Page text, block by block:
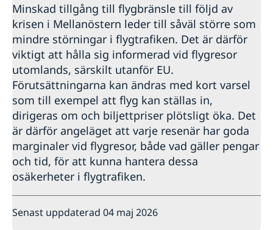
Förlust av pass
Gifta sig utomlands
Legaliseringar/apostille
Aktuella händelser
Allmänna säkerhetsläget
Naturförhållanden och katastrofer
Terrorism
Hälso- och sjukvård
Lokala lagar och sedvänjor
Kriminalitet och personlig säkerhet
Trafiksäkerhet
In- och utresebestämmelser
Minskad tillgång till flygbränsle till följd av
krisen i Mellanöstern leder till såväl större som
mindre störningar i flygtrafiken. Det är därför
viktigt att hålla sig informerad vid flygresor
utomlands, särskilt utanför EU.
Förutsättningarna kan ändras med kort varsel
som till exempel att flyg kan ställas in,
dirigeras om och biljettpriser plötsligt öka. Det
är därför angeläget att varje resenär har goda
marginaler vid flygresor, både vad gäller pengar
och tid, för att kunna hantera dessa
osäkerheter i flygtrafiken.
Senast uppdaterad 04 maj 2026